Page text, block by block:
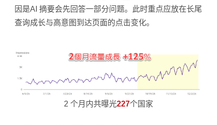
因是AI 摘要会先回答一部分问题。此时重点应放在长尾
查询成长与高意图到达页面的点击变化。
2 个月内共曝光227个国家